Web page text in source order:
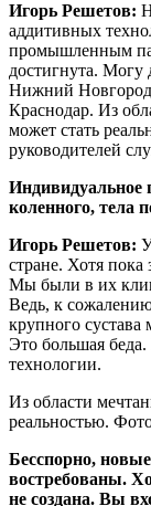
Игорь Решетов:
аддитивных
промышленным
достигнута. Могу
Нижний
Краснодар. Из
может стать
руководителей
Индивидуальное
коленного, тела
Игорь Решетов:
стране. Хотя
Мы были в их
Ведь, к
крупного сустава
Это большая
технологии.
Из области
реальностью.
Бесспорно,
востребованы.
не создана. Вы